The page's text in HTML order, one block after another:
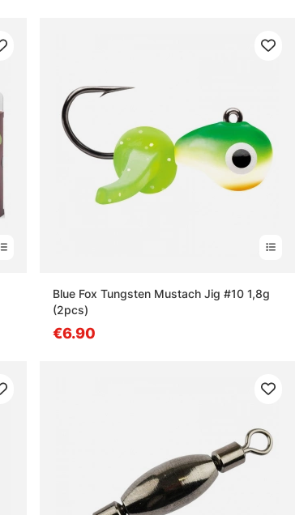
Blue Fox Tungsten Mustach Jig #10 1,8g
(2pcs)
€6.90